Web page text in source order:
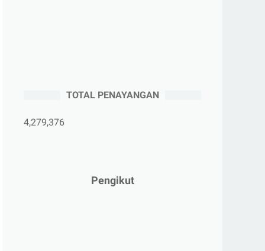
April 2025 (5)
►Maret 2025
TOTAL PENAYANGAN
4,279,376
Pengikut